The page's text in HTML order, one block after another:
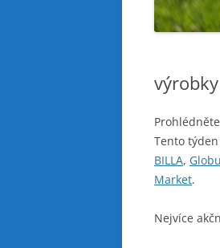
Tento
BILLA,
Market.
Nejvíce